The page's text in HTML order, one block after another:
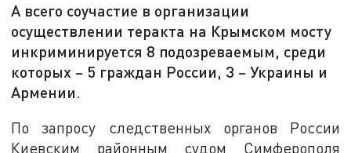
А всего соучастие в организации
осуществлении теракта на Крымском мосту
инкриминируется 8 подозреваемым, среди
которых – 5 граждан России, 3 – Украины и
Армении.
По запросу следственных органов России
Киевским районным судом Симферополя